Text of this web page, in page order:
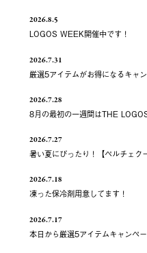
2026.8.5
LOGOS WEEK開催中です！
2026.7.31
厳選5アイテムがお得になるキャ
2026.7.28
8月の最初の一週間はTHE
2026.7.27
暑い夏にぴったり！【ペルチェク
2026.7.18
凍った保冷剤用意してます！
2026.7.17
本日から厳選5アイテムキャンペ